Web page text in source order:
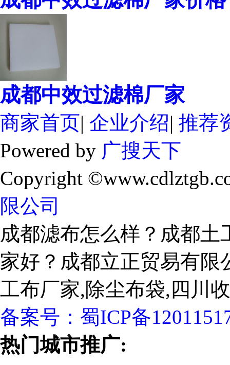
成都中效过滤棉厂家
商家首页| 企业介绍| 推荐
Powered by 广搜天下
Copyright
限公司
成都滤布怎么样？成都
家好？成都立正贸易有
工布厂家,除尘布袋,四川
备案号： 蜀ICP备
热门城市推广: